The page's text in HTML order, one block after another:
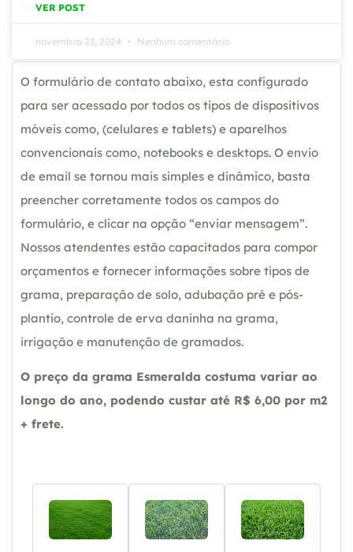
VER POST
novembro 23, 2024 Nenhum comentário
O formulário de contato abaixo, esta configurado
para ser acessado por todos os tipos de dispositivos
móveis como, (celulares e tablets) e aparelhos
convencionais como, notebooks e desktops. O envio
de email se tornou mais simples e dinâmico, basta
preencher corretamente todos os campos do
formulário, e clicar na opção “enviar mensagem”.
Nossos atendentes estão capacitados para compor
orçamentos e fornecer informações sobre tipos de
grama, preparação de solo, adubação pré e pós-
plantio, controle de erva daninha na grama,
irrigação e manutenção de gramados.
O preço da grama Esmeralda costuma variar ao
longo do ano, podendo custar até R$ 6,00 por m2
+ frete.